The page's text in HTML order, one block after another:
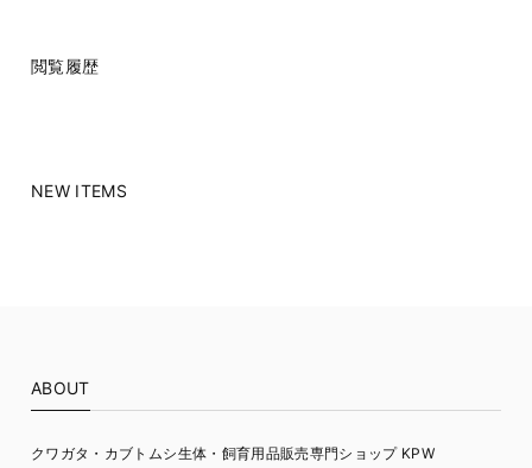
閲覧履歴
NEW ITEMS
ABOUT
クワガタ・カブトムシ生体・飼育用品販売専門ショップ KPW